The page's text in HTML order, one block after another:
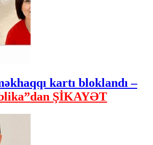
kartı bloklandı –
ŞİKAYƏT